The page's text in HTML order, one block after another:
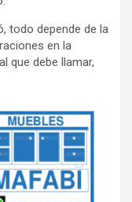
todo depende de la
en la
que debe llamar,